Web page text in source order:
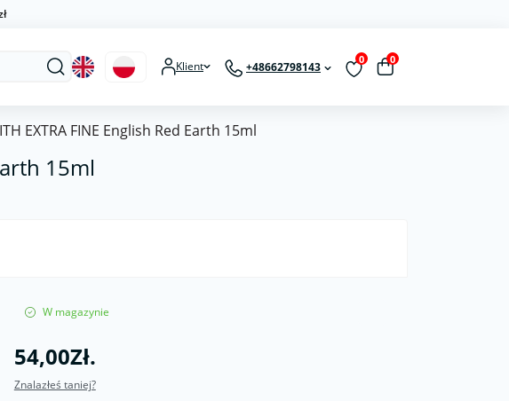
Klient +48662798143
0 0
EXTRA FINE English Red Earth 15ml
15ml
W magazynie
54,00Zł.
Znalazłeś taniej?